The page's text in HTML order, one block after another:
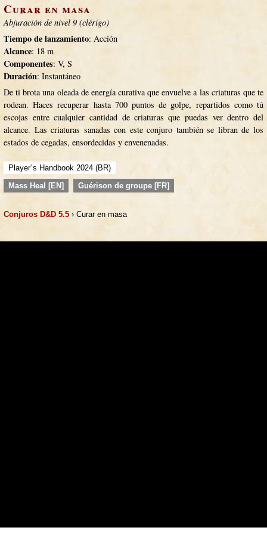
Curar en masa
Abjuración de nivel 9 (clérigo)
Tiempo de lanzamiento: Acción
Alcance: 18 m
Componentes: V, S
Duración: Instantáneo
De ti brota una oleada de energía curativa que envuelve a las criaturas que te
rodean. Haces recuperar hasta 700 puntos de golpe, repartidos como tú
escojas entre cualquier cantidad de criaturas que puedas ver dentro del
alcance. Las criaturas sanadas con este conjuro también se libran de los
estados de cegadas, ensordecidas y envenenadas.
Player´s Handbook 2024 (BR)
Mass Heal [EN]
Guérison de groupe [FR]
Conjuros D&D 5.5 › Curar en masa